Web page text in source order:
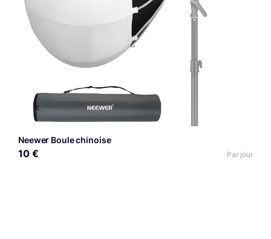
Neewer Boule chinoise
10 € Par jour